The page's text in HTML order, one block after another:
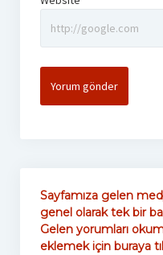
Sayfamıza gelen
genel olarak tek bir
Gelen yorumları
eklemek için buraya